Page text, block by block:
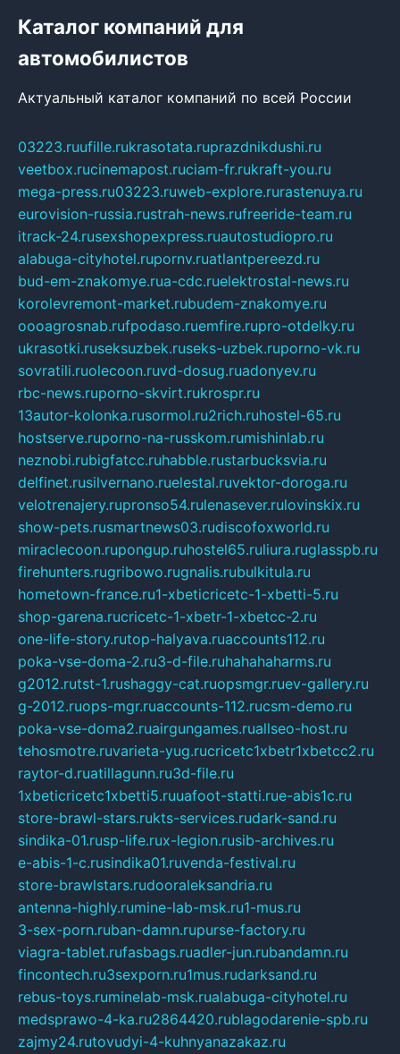
Каталог компаний для
автомобилистов
Актуальный каталог компаний по всей России
03223.ruufille.rukrasotata.ruprazdnikdushi.ru
veetbox.rucinemapost.ruciam-fr.rukraft-you.ru
mega-press.ru03223.ruweb-explore.rurastenuya.ru
eurovision-russia.rustrah-news.rufreeride-team.ru
itrack-24.rusexshopexpress.ruautostudiopro.ru
alabuga-cityhotel.rupornv.ruatlantpereezd.ru
bud-em-znakomye.rua-cdc.ruelektrostal-news.ru
korolevremont-market.rubudem-znakomye.ru
oooagrosnab.rufpodaso.ruemfire.rupro-otdelky.ru
ukrasotki.ruseksuzbek.ruseks-uzbek.ruporno-vk.ru
sovratili.ruolecoon.ruvd-dosug.ruadonyev.ru
rbc-news.ruporno-skvirt.rukrospr.ru
13autor-kolonka.rusormol.ru2rich.ruhostel-65.ru
hostserve.ruporno-na-russkom.rumishinlab.ru
neznobi.rubigfatcc.ruhabble.rustarbucksvia.ru
delfinet.rusilvernano.ruelestal.ruvektor-doroga.ru
velotrenajery.rupronso54.rulenasever.rulovinskix.ru
show-pets.rusmartnews03.rudiscofoxworld.ru
miraclecoon.rupongup.ruhostel65.ruliura.ruglasspb.ru
firehunters.rugribowo.rugnalis.rubulkitula.ru
hometown-france.ru1-xbeticricetc-1-xbetti-5.ru
shop-garena.rucricetc-1-xbetr-1-xbetcc-2.ru
one-life-story.rutop-halyava.ruaccounts112.ru
poka-vse-doma-2.ru3-d-file.ruhahahaharms.ru
g2012.rutst-1.rushaggy-cat.ruopsmgr.ruev-gallery.ru
g-2012.ruops-mgr.ruaccounts-112.rucsm-demo.ru
poka-vse-doma2.ruairgungames.ruallseo-host.ru
tehosmotre.ruvarieta-yug.rucricetc1xbetr1xbetcc2.ru
raytor-d.ruatillagunn.ru3d-file.ru
1xbeticricetc1xbetti5.ruuafoot-statti.rue-abis1c.ru
store-brawl-stars.rukts-services.rudark-sand.ru
sindika-01.rusp-life.rux-legion.rusib-archives.ru
e-abis-1-c.rusindika01.ruvenda-festival.ru
store-brawlstars.rudooraleksandria.ru
antenna-highly.rumine-lab-msk.ru1-mus.ru
3-sex-porn.ruban-damn.rupurse-factory.ru
viagra-tablet.rufasbags.ruadler-jun.rubandamn.ru
fincontech.ru3sexporn.ru1mus.rudarksand.ru
rebus-toys.ruminelab-msk.rualabuga-cityhotel.ru
medsprawo-4-ka.ru2864420.rublagodarenie-spb.ru
zajmy24.rutovudyi-4-kuhnyanazakaz.ru